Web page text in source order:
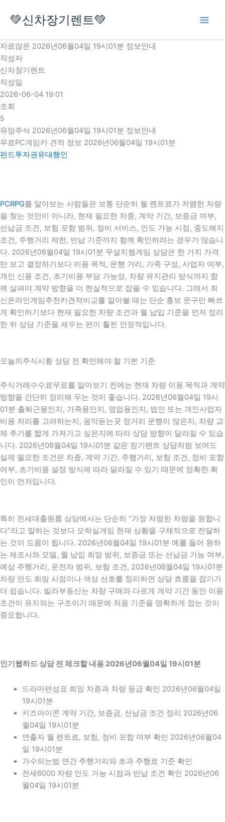
로
건
너
뛰
기
💚신차장기렌트💚
자료많은 2026년06월04일 19시01분 정보안내
작성자
신차장기렌트
작성일
2026-06-04 19:01
조회
5
유망주식 2026년06월04일 19시01분 정보안내
무료PC게임카 견적 정보 2026년06월04일 19시01분
펀드투자권유대행인
PCRPG를 알아보는 사람들은 보통 단순히 월 렌트료가 저렴한 차량
을 찾는 것만이 아니라, 현재 필요한 차종, 계약 기간, 보증금 여부,
선납금 조건, 보험 포함 범위, 정비 서비스, 인도 가능 시점, 중도해지
조건, 주행거리 제한, 반납 기준까지 함께 확인하려는 경우가 많습니
다. 2026년06월04일 19시01분 무설치웹게임 상담은 한 가지 가격
만 보고 결정하기보다 이용 목적, 운행 거리, 가족 구성, 사업자 여부,
개인 신용 조건, 초기비용 부담 가능성, 차량 유지관리 방식까지 함
께 살펴야 계약 방향을 더 현실적으로 잡을 수 있습니다. 그래서 최
신온라인게임추천카견적비교를 알아볼 때는 단순 홍보 문구만 빠르
게 확인하기보다 현재 필요한 차량 조건과 월 납입 기준을 먼저 정리
한 뒤 상담 기준을 세우는 편이 훨씬 안정적입니다.
오늘의주식시황 상담 전 확인해야 할 기본 기준
주식거래수수료무료를 알아보기 전에는 현재 차량 이용 목적과 계약
방향을 간단히 정리해 두는 것이 좋습니다. 2026년06월04일 19시
01분 출퇴근용인지, 가족용인지, 영업용인지, 법인 또는 개인사업자
비용 처리를 고려하는지, 음악듣는곳 장거리 운행이 많은지, 차량 교
체 주기를 짧게 가져가고 싶은지에 따라 상담 방향이 달라질 수 있습
니다. 2026년06월04일 19시01분 같은 장기렌트 상담처럼 보여도
실제 필요한 조건은 차종, 계약 기간, 주행거리, 보험 조건, 정비 포함
여부, 초기비용 설정 방식에 따라 달라질 수 있기 때문에 정확한 확
인이 먼저입니다.
특히 전세대출원룸 상담에서는 단순히 “가장 저렴한 차량을 원합니
다”라고 말하는 것보다 오락실게임 현재 상황을 구체적으로 전달하
는 것이 도움이 됩니다. 2026년06월04일 19시01분 예를 들어 원하
는 제조사와 모델, 월 납입 희망 범위, 보증금 또는 선납금 가능 여부,
예상 주행거리, 운전자 범위, 보험 조건, 2026년06월04일 19시01분
차량 인도 희망 시점이나 색상 선호를 정리하면 상담 흐름을 잡기가
더 쉽습니다. 빌라부동산는 차량 구매와 다르게 계약 기간 동안 이용
조건이 유지되는 구조이기 때문에 처음 기준을 명확하게 잡는 것이
중요합니다.
인기웹하드 상담 전 체크할 내용 2026년06월04일 19시01분
드라마편성표 희망 차종과 차량 등급 확인 2026년06월04일
19시01분
키즈아이콘 계약 기간, 보증금, 선납금 조건 정리 2026년06
월04일 19시01분
연출자 월 렌트료, 보험, 정비 포함 여부 확인 2026년06월04
일 19시01분
가수되는법 연간 주행거리와 초과 주행료 기준 확인
전세6000 차량 인도 가능 시점과 반납 조건 확인 2026년06
월04일 19시01분